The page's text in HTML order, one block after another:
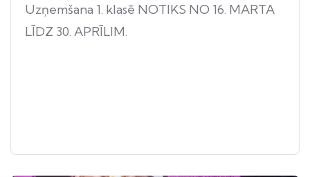
Uzņemšana 1. klasē NOTIKS NO 16. MARTA
LĪDZ 30. APRĪLIM.